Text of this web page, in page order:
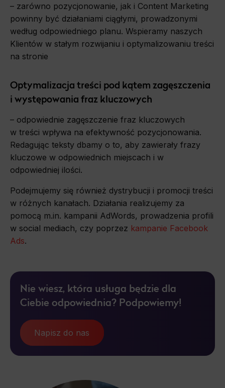
– zarówno pozycjonowanie, jak i Content Marketing
powinny być działaniami ciągłymi, prowadzonymi
według odpowiedniego planu. Wspieramy naszych
Klientów w stałym rozwijaniu i optymalizowaniu treści
na stronie
Optymalizacja treści pod kątem zagęszczenia
i występowania fraz kluczowych
– odpowiednie zagęszczenie fraz kluczowych
w treści wpływa na efektywność pozycjonowania.
Redagując teksty dbamy o to, aby zawierały frazy
kluczowe w odpowiednich miejscach i w
odpowiedniej ilości.
Podejmujemy się również dystrybucji i promocji treści
w różnych kanałach. Działania realizujemy za
pomocą m.in. kampanii AdWords, prowadzenia profili
w social mediach, czy poprzez kampanie Facebook
Ads.
Nie wiesz, która usługa będzie dla
Ciebie odpowiednia? Podpowiemy!
Napisz do nas